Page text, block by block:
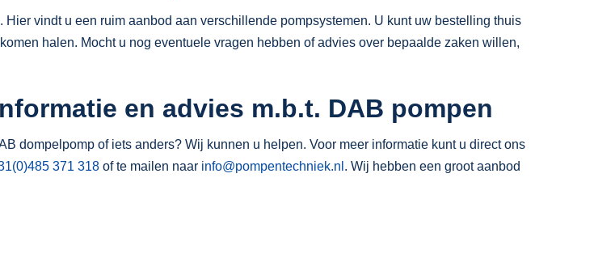
. Hier vindt u een ruim aanbod aan verschillende pompsystemen. U kunt uw bestelling thuis
halen. Mocht u nog eventuele vragen hebben of advies over bepaalde zaken willen,
en advies m.b.t. DAB pompen
dompelpomp of iets anders? Wij kunnen u helpen. Voor meer informatie kunt u direct ons
371 318 of te mailen naar info@pompentechniek.nl . Wij hebben een groot aanbod